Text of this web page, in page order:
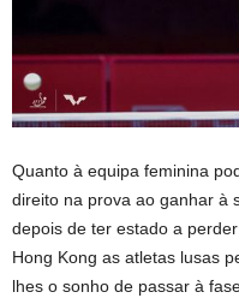
Quanto à equipa feminina
direito na prova ao ganhar à
depois de ter estado a
Hong Kong as atletas lusas
lhes o sonho de passar à